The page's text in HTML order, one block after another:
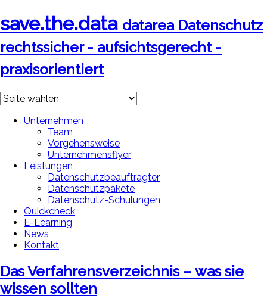
save.the.data datarea Datenschutz
rechtssicher - aufsichtsgerecht -
praxisorientiert
Unternehmen
Team
Vorgehensweise
Unternehmensflyer
Leistungen
Datenschutzbeauftragter
Datenschutzpakete
Datenschutz-Schulungen
Quickcheck
E-Learning
News
Kontakt
Das Verfahrensverzeichnis – was sie
wissen sollten